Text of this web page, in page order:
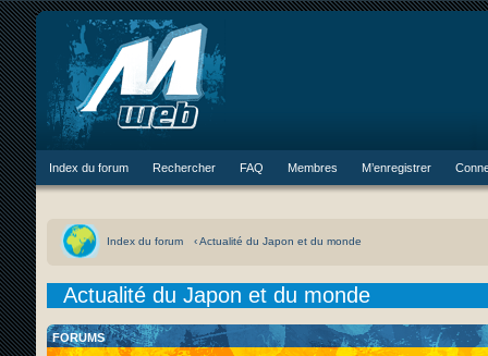
Index du forum Rechercher FAQ Membres M’enregistrer
Index du forum ‹ Actualité du Japon et du monde
Actualité du Japon et du monde
FORUMS